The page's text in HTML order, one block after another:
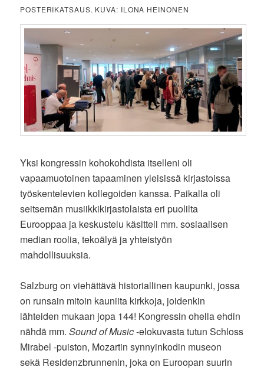
POSTERIKATSAUS. KUVA: ILONA HEINONEN
Yksi kongressin kohokohdista itselleni oli
vapaamuotoinen tapaaminen yleisissä kirjastoissa
työskentelevien kollegoiden kanssa. Paikalla oli
seitsemän musiikkikirjastolaista eri puolilta
Eurooppaa ja keskustelu käsitteli mm. sosiaalisen
median roolia, tekoälyä ja yhteistyön
mahdollisuuksia.
Salzburg on viehättävä historiallinen kaupunki, jossa
on runsain mitoin kauniita kirkkoja, joidenkin
lähteiden mukaan jopa 144! Kongressin ohella ehdin
nähdä mm.Sound of Music-elokuvasta tutun Schloss
Mirabel -puiston, Mozartin synnyinkodin museon
sekä Residenzbrunnenin, joka on Euroopan suurin